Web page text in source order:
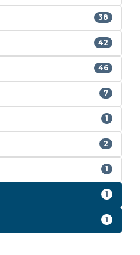
38
42
46
7
1
2
1
1
1